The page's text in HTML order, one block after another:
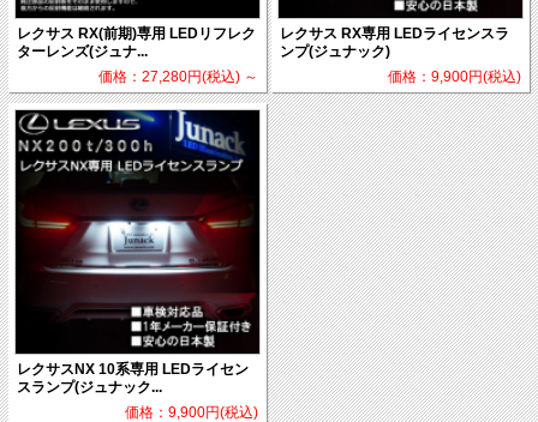
レクサス RX(前期)専用 LEDリフレク
ターレンズ(ジュナ...
価格：27,280円(税込) ～
レクサス RX専用 LEDライセンスラ
ンプ(ジュナック)
価格：9,900円(税込)
レクサスNX 10系専用 LEDライセン
スランプ(ジュナック...
価格：9,900円(税込)